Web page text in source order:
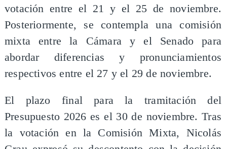
votación entre el 21 y el 25 de noviembre.
Posteriormente, se contempla una comisión
mixta entre la Cámara y el Senado para
abordar diferencias y pronunciamientos
respectivos entre el 27 y el 29 de noviembre.
El plazo final para la tramitación del
Presupuesto 2026 es el 30 de noviembre. Tras
la votación en la Comisión Mixta, Nicolás